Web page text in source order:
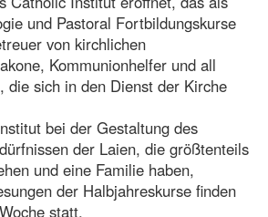
und Pastoral Fortbildungskurse
von kirchlichen
Kommunionhelfer und all
die sich in den Dienst der Kirche
bei der Gestaltung des
der Laien, die größtenteils
und eine Familie haben,
der Halbjahreskurse finden
statt.